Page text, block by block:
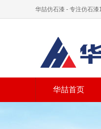
华喆仿石漆 - 专注仿石漆
华喆首页